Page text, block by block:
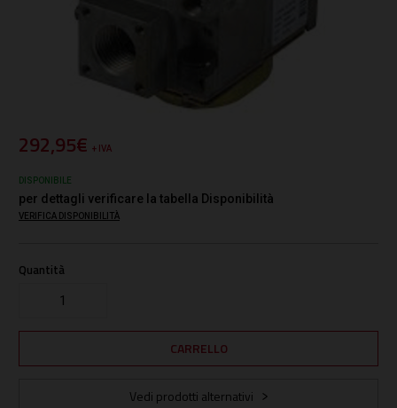
292,95€ + IVA
DISPONIBILE
per dettagli verificare la tabella Disponibilità
VERIFICA DISPONIBILITÀ
Quantità
Vedi prodotti alternativi